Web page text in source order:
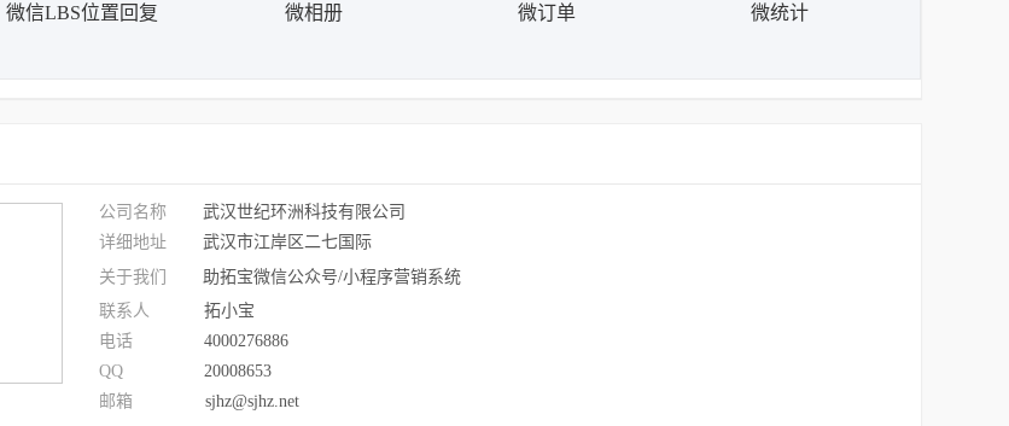
微信LBS位置回复 微相册 微订单 微统计
公司名称
武汉世纪环洲科技有限公司
详细地址
武汉市江岸区二七国际
关于我们
助拓宝微信公众号/小程序营销系统
联系人
拓小宝
电话
4000276886
QQ
20008653
邮箱
sjhz@sjhz.net